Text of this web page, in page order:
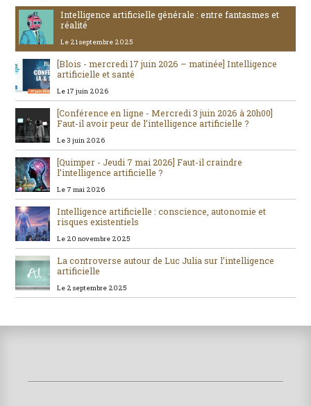
Intelligence artificielle générale : entre fantasmes et
réalité
Le 21 septembre 2025
[Blois - mercredi 17 juin 2026 – matinée] Intelligence
artificielle et santé
Le 17 juin 2026
[Conférence en ligne - Mercredi 3 juin 2026 à 20h00]
Faut-il avoir peur de l’intelligence artificielle ?
Le 3 juin 2026
[Quimper - Jeudi 7 mai 2026] Faut-il craindre
l’intelligence artificielle ?
Le 7 mai 2026
Intelligence artificielle : conscience, autonomie et
risques existentiels
Le 20 novembre 2025
La controverse autour de Luc Julia sur l’intelligence
artificielle
Le 2 septembre 2025